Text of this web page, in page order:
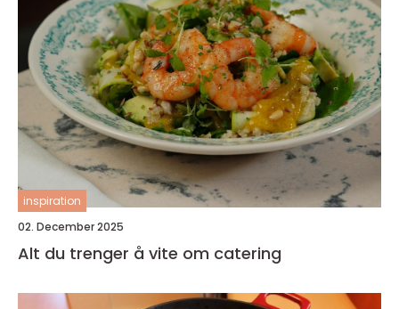
inspiration
02. December 2025
Alt du trenger å vite om catering